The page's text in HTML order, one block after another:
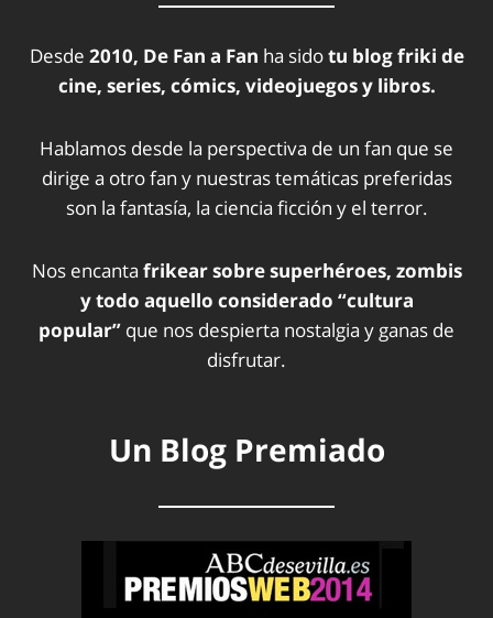
Desde 2010, De Fan a Fan ha sidotu blog friki de
cine, series, cómics, videojuegos y libros.
Hablamos desde la perspectiva de un fan que se
dirige a otro fan y nuestras temáticas preferidas
son la fantasía, la ciencia ficción y el terror.
Nos encanta frikear sobre superhéroes, zombis
y todo aquello considerado “cultura
popular” que nos despierta nostalgia y ganas de
disfrutar.
Un Blog Premiado